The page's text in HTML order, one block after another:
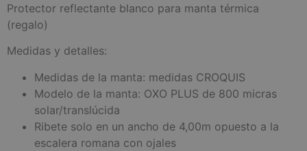
Protector reflectante blanco para manta térmica
(regalo)
Medidas y detalles:
Medidas de la manta: medidas CROQUIS
Modelo de la manta: OXO PLUS de 800 micras
solar/translúcida
Ribete solo en un ancho de 4,00m opuesto a la
escalera romana con ojales